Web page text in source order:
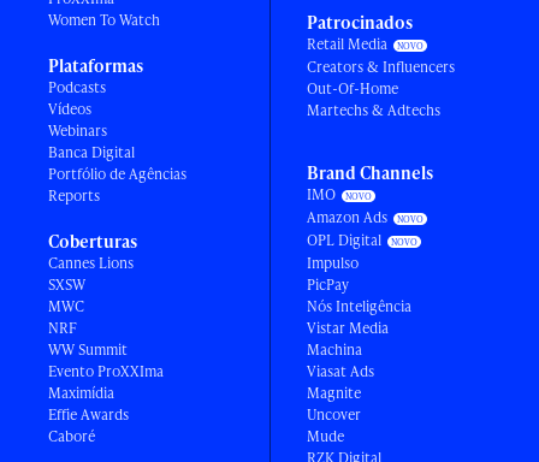
Women To Watch
Plataformas
Podcasts
Vídeos
Webinars
Banca Digital
Portfólio de Agências
Reports
Coberturas
Cannes Lions
SXSW
MWC
NRF
WW Summit
Evento ProXXIma
Maximídia
Effie Awards
Caboré
Patrocinados
Retail Media
Creators & Influencers
Out-Of-Home
Martechs & Adtechs
Brand Channels
IMO
Amazon Ads
OPL Digital
Impulso
PicPay
Nós Inteligência
Vistar Media
Machina
Viasat Ads
Magnite
Uncover
Mude